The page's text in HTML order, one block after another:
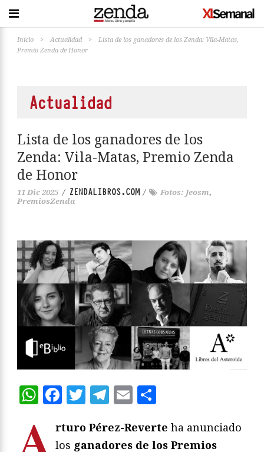
Inicio > Actualidad >
Lista de los ganadores de los Zenda: Vila-Matas,
Premio Zenda de Honor
Actualidad
Lista de los ganadores de los
Zenda: Vila-Matas, Premio Zenda
de Honor
11 Dic 2025 / ZENDALIBROS.COM/ Fotos: Jeosm,
PremiosZenda
WhatsApp
Facebook
Twitter
Telegram
Email
A rturo Pérez-Reverte ha anunciado
los ganadores de los Premios